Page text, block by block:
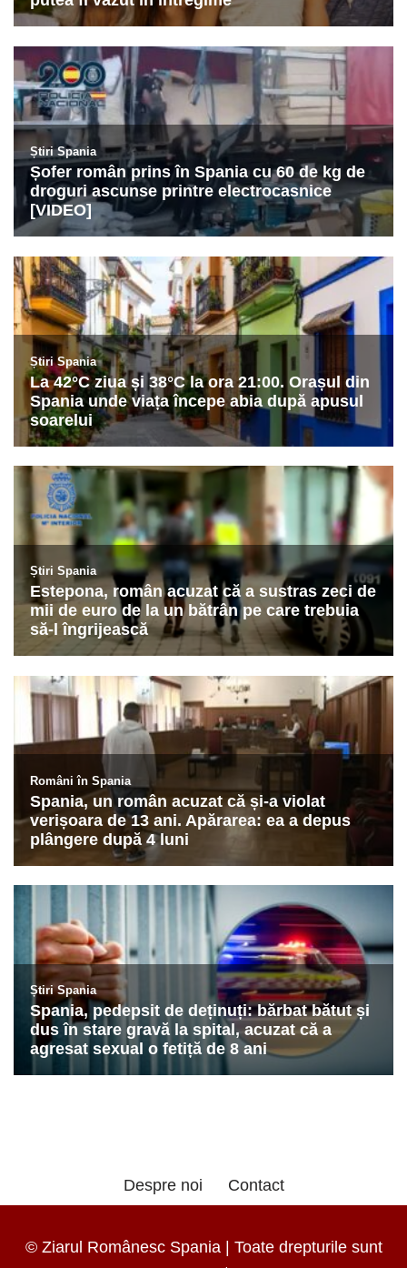
Despre noi Contact
© Ziarul Românesc Spania | Toate drepturile sunt